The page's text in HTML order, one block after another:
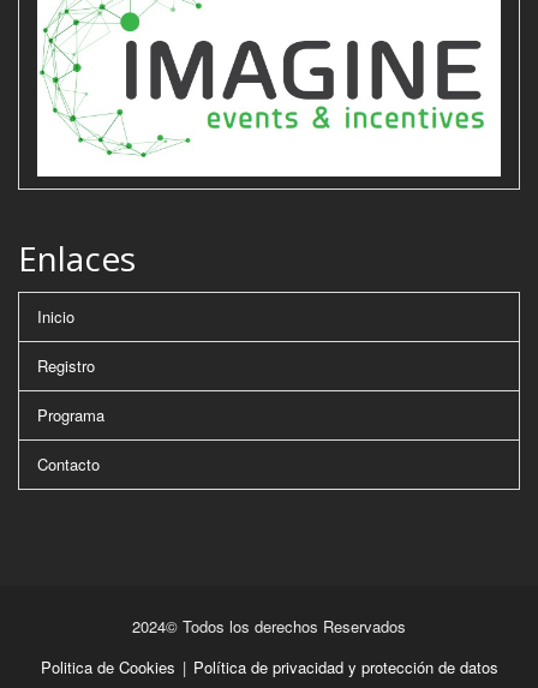
Enlaces
Inicio
Registro
Programa
Contacto
2024© Todos los derechos Reservados
Politica de Cookies | Política de privacidad y protección de datos